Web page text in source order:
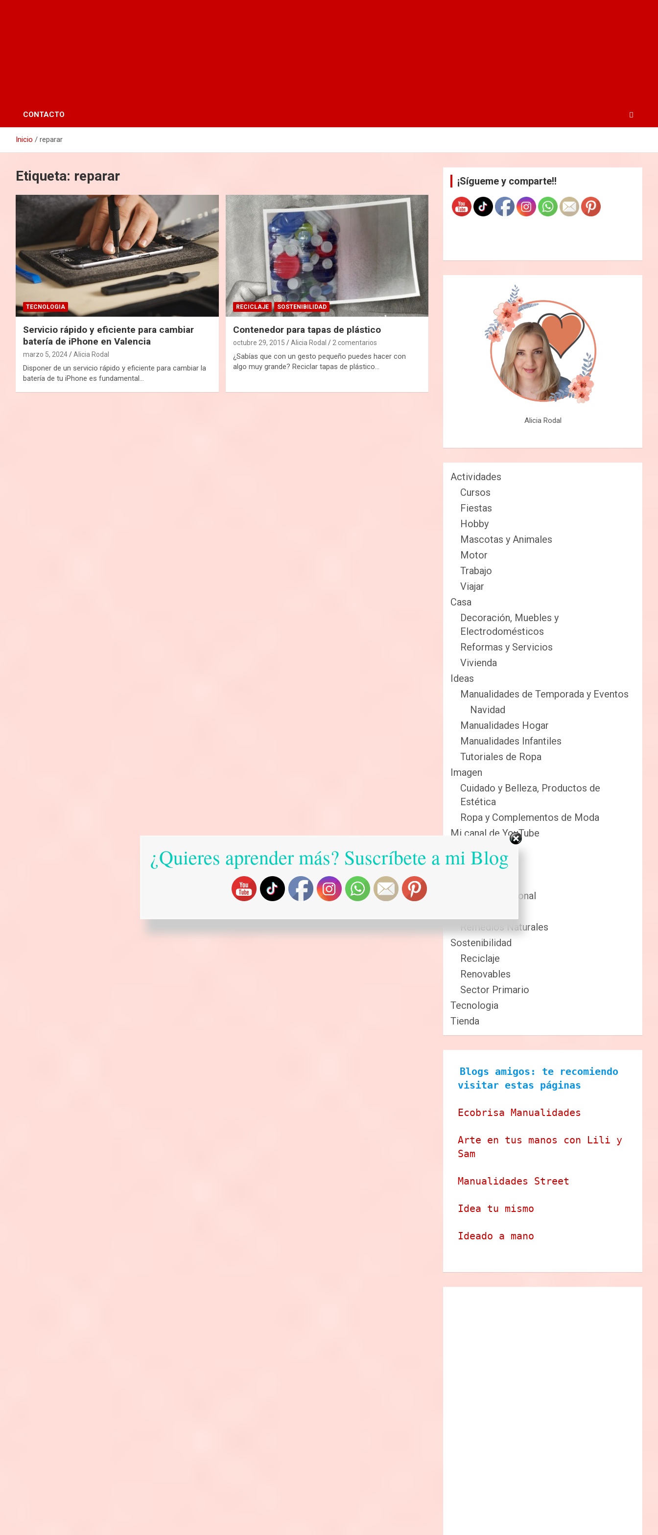
CONTACTO
Inicio reparar
Etiqueta: reparar
TECNOLOGIA
Servicio rápido y eficiente para cambiar
batería de iPhone en Valencia
marzo 5, 2024 Alicia Rodal
Disponer de un servicio rápido y eficiente para cambiar la
batería de tu iPhone es fundamental…
RECICLAJE SOSTENIBILIDAD
Contenedor para tapas de plástico
octubre 29, 2015 Alicia Rodal 2 comentarios
¿Sabías que con un gesto pequeño puedes hacer con
algo muy grande? Reciclar tapas de plástico…
¡Sígueme y comparte!!
Alicia Rodal
Actividades
Cursos
Fiestas
Hobby
Mascotas y Animales
Motor
Trabajo
Viajar
Casa
Decoración, Muebles y
Electrodomésticos
Reformas y Servicios
Vivienda
Ideas
Manualidades de Temporada y Eventos
Navidad
Manualidades Hogar
Manualidades Infantiles
Tutoriales de Ropa
Imagen
Cuidado y Belleza, Productos de
Estética
Ropa y Complementos de Moda
Mi canal de YouTube
Sabias que…
Salud
Cuidado Personal
Remedios Naturales
Sostenibilidad
Reciclaje
Renovables
Sector Primario
Tecnologia
Tienda
Blogs amigos: te recomiendo
visitar estas páginas
Ecobrisa Manualidades
Arte en tus manos con Lili y
Sam
Manualidades Street
Idea tu mismo
Ideado a mano
¿Quieres aprender más? Suscríbete a mi Blog